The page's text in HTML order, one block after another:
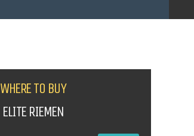
WHERE TO BUY
ELITE RIEMEN